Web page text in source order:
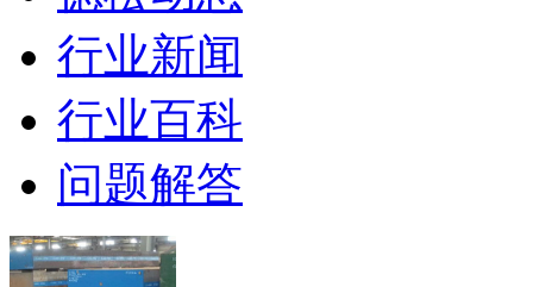
行业新闻
行业百科
问题解答